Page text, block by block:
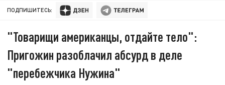
ПОДПИШИТЕСЬ:
"Товарищи американцы, отдайте тело":
Пригожин разоблачил абсурд в деле
"перебежчика Нужина"